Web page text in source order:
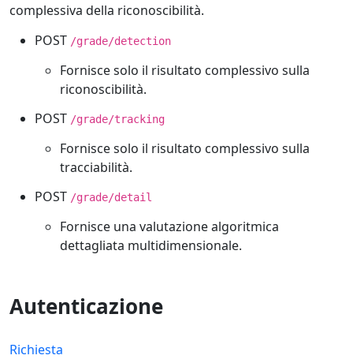
complessiva della riconoscibilità.
POST /grade/detection
Fornisce solo il risultato complessivo sulla
riconoscibilità.
POST /grade/tracking
Fornisce solo il risultato complessivo sulla
tracciabilità.
POST /grade/detail
Fornisce una valutazione algoritmica
dettagliata multidimensionale.
Autenticazione
Richiesta